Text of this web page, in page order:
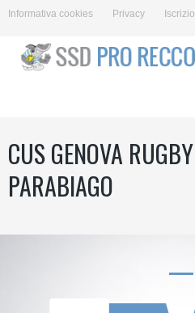
Informativa cookies Privacy
CUS GENOVA
PARABIAGO